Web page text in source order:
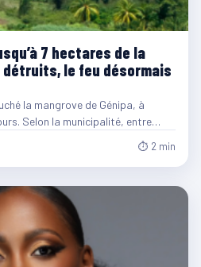
7 hectares de la
détruits, le feu désormais
la mangrove de Génipa, à
Selon la municipalité, entre…
⏱ 2 min